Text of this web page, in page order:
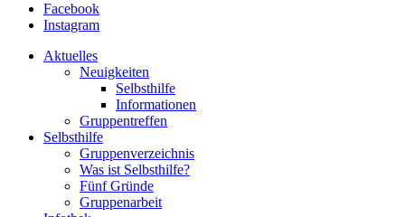
Facebook
Instagram
Aktuelles
Neuigkeiten
Selbsthilfe
Informationen
Gruppentreffen
Selbsthilfe
Gruppenverzeichnis
Was ist Selbsthilfe?
Fünf Gründe
Gruppenarbeit